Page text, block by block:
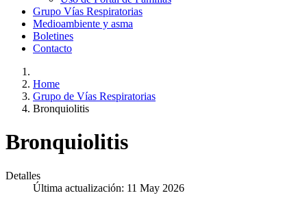
Grupo Vías Respiratorias
Medioambiente y asma
Boletines
Contacto
Home
Grupo de Vías Respiratorias
Bronquiolitis
Bronquiolitis
Detalles
Última actualización: 11 May 2026